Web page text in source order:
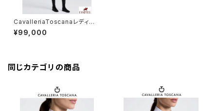
CavalleriaToscanaレディー
スBoｍberジャケット GID315
NY139
¥99,000
同じカテゴリの商品